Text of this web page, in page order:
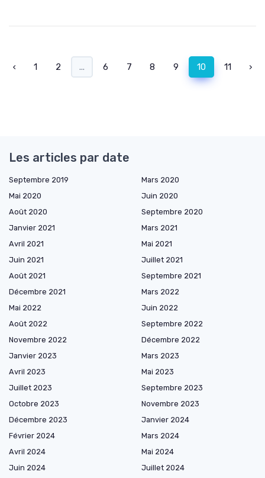
‹ 1 2 ... 6 7 8 9 10 11 ›
Les articles par date
Septembre 2019
Mars 2020
Mai 2020
Juin 2020
Août 2020
Septembre 2020
Janvier 2021
Mars 2021
Avril 2021
Mai 2021
Juin 2021
Juillet 2021
Août 2021
Septembre 2021
Décembre 2021
Mars 2022
Mai 2022
Juin 2022
Août 2022
Septembre 2022
Novembre 2022
Décembre 2022
Janvier 2023
Mars 2023
Avril 2023
Mai 2023
Juillet 2023
Septembre 2023
Octobre 2023
Novembre 2023
Décembre 2023
Janvier 2024
Février 2024
Mars 2024
Avril 2024
Mai 2024
Juin 2024
Juillet 2024